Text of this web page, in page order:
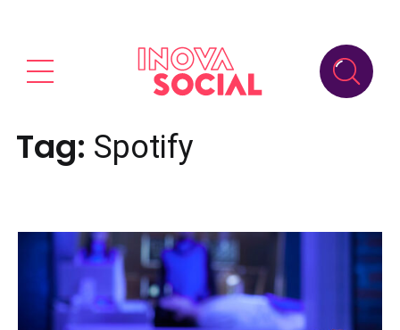
Tag: Spotify